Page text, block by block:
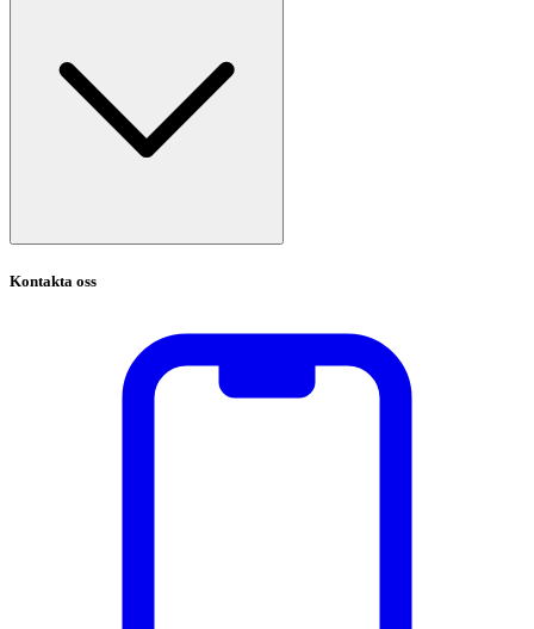
Kontakta oss